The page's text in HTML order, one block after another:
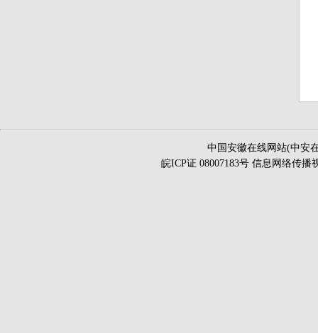
中国安徽在线网站(中安
皖ICP证 08007183号 信息网络传播